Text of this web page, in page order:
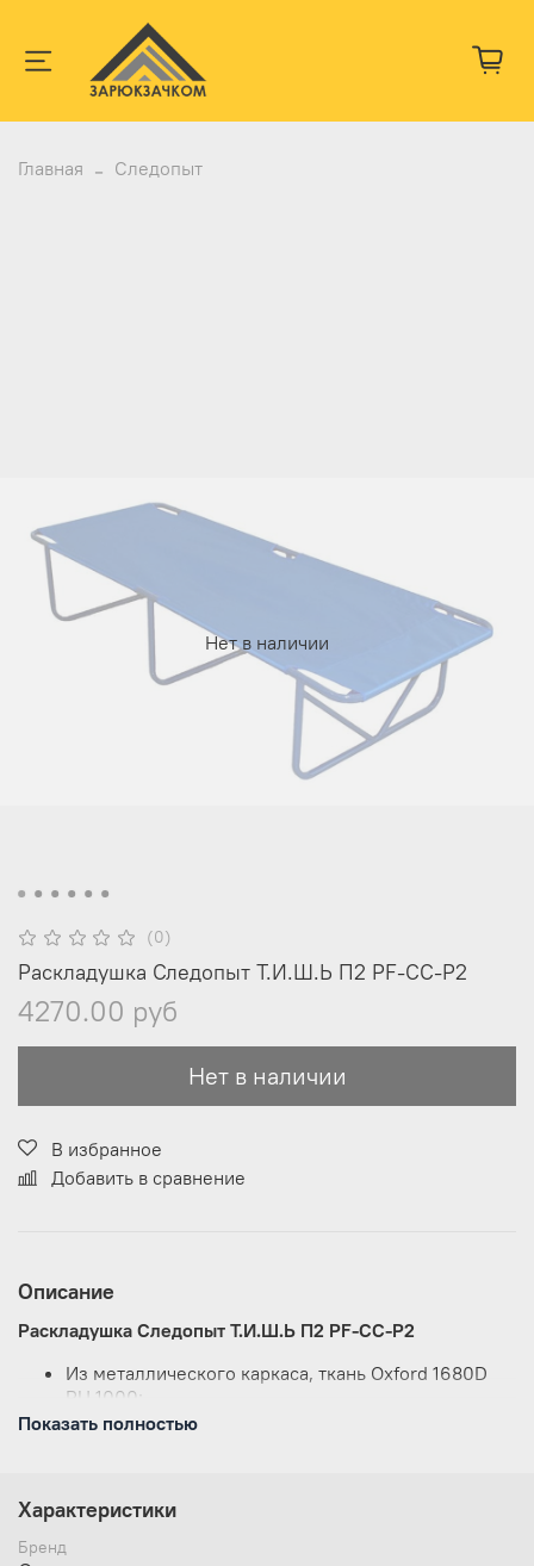
Главная Следопыт
Нет в наличии
(0)
Раскладушка Следопыт Т.И.Ш.Ь П2 PF-CC-P2
4270.00 руб
Нет в наличии
В избранное
Добавить в сравнение
Описание
Раскладушка Следопыт Т.И.Ш.Ь П2 PF-CC-P2
Из металлического каркаса, ткань Oxford 1680D
PU 1000;
Раскладушка убирается в удобный небольшой
Каркас труба 25 х 1;
Показать полностью
Характеристики
Бренд